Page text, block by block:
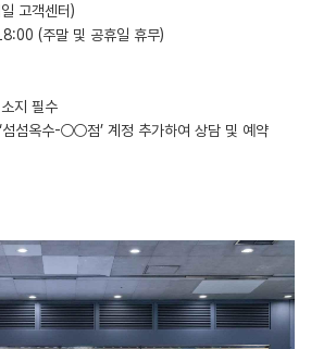
고객센터)
(주말 및 공휴일 휴무)
지 필수
‘섬섬옥수-○○점’ 계정 추가하여 상담 및 예약